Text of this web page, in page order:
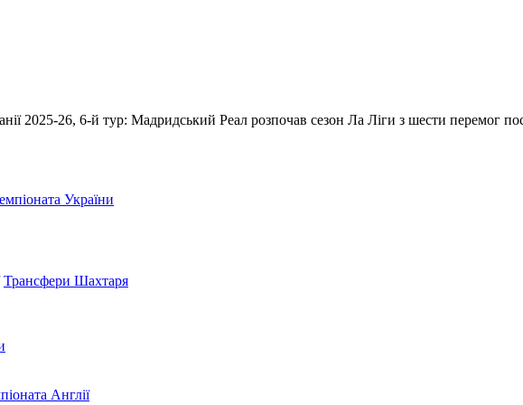
2025-26, 6-й тур: Мадридський Реал розпочав сезон Ла Ліги з шести перемог
України
Трансфери Шахтаря
Англії